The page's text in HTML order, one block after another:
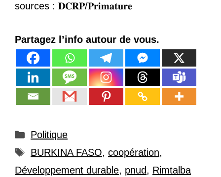
sources : ‎𝐃𝐂𝐑𝐏/𝐏𝐫𝐢𝐦𝐚𝐭𝐮𝐫𝐞
Partagez l’info autour de vous.
Catégories
Politique
Étiquettes
BURKINA FASO, coopération,
Développement durable, pnud, Rimtalba